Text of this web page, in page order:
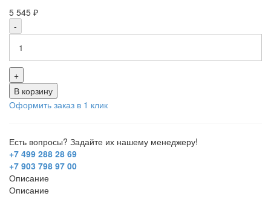
5 545 ₽
-
+
В корзину
Оформить заказ в 1 клик
Есть вопросы? Задайте их нашему менеджеру!
+7 499 288 28 69
+7 903 798 97 00
Описание
Описание